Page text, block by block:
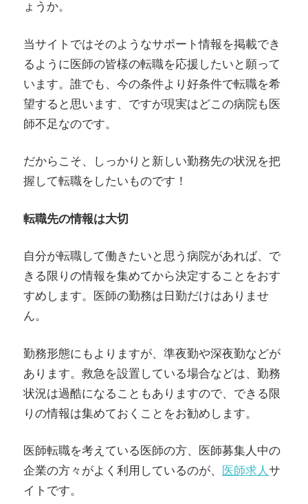
ょうか。
当サイトではそのようなサポート情報を掲載でき
るように医師の皆様の転職を応援したいと願って
います。誰でも、今の条件より好条件で転職を希
望すると思います、ですが現実はどこの病院も医
師不足なのです。
だからこそ、しっかりと新しい勤務先の状況を把
握して転職をしたいものです！
転職先の情報は大切
自分が転職して働きたいと思う病院があれば、で
きる限りの情報を集めてから決定することをおす
すめします。医師の勤務は日勤だけはありませ
ん。
勤務形態にもよりますが、準夜勤や深夜勤などが
あります。救急を設置している場合などは、勤務
状況は過酷になることもありますので、できる限
りの情報は集めておくことをお勧めします。
医師転職を考えている医師の方、医師募集人中の
企業の方々がよく利用しているのが、 医師求人サ
イトです。